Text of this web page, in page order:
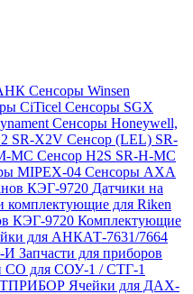
Сенсоры Winsen
CiTicel Сенсоры SGX
Сенсоры Honeywell,
SR-X2V Сенсор (LEL) SR-
MC Сенсор H2S SR-H-MC
MIPEX-04 Сенсоры АХА
КЭГ-9720 Датчики на
комплектующие для Riken
КЭГ-9720 Комплектующие
для АНКАТ-7631/7664
И Запчасти для приборов
CO для СОУ-1 / СТГ-1
Ячейки для ДАХ-